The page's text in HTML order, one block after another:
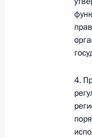
О
О
26
4.